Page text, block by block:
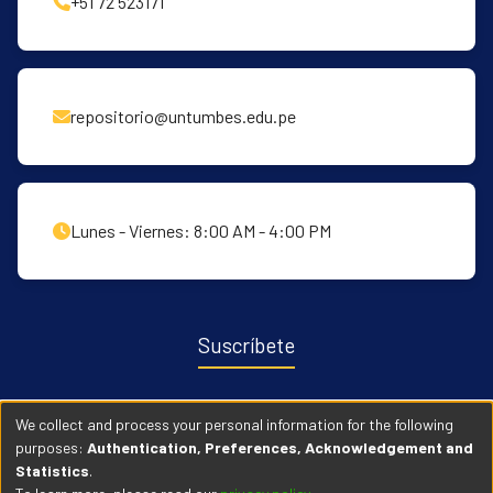
repositorio@untumbes.edu.pe
Lunes - Viernes: 8:00 AM - 4:00 PM
Suscríbete
Recibe notificaciones sobre nuevas publicaciones y eventos
relacionados con el repositorio. ingresa Aqui →
We collect and process your personal information for the following
purposes: Authentication, Preferences, Acknowledgement and
Statistics.